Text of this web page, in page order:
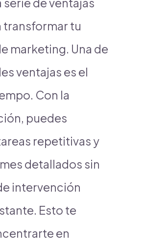
transformar tu
marketing. Una de
ventajas es el
Con la
puedes
repetitivas y
detallados sin
intervención
Esto te
en